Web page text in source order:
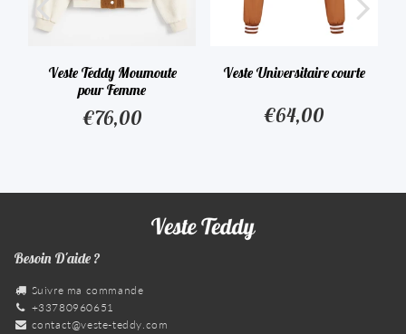
Veste Teddy Moumoute
pour Femme
Prix
€76,00
Veste Universitaire courte
Prix
€64,00
Besoin D'aide ?
Suivre ma commande
+33780960651
contact@veste-teddy.com